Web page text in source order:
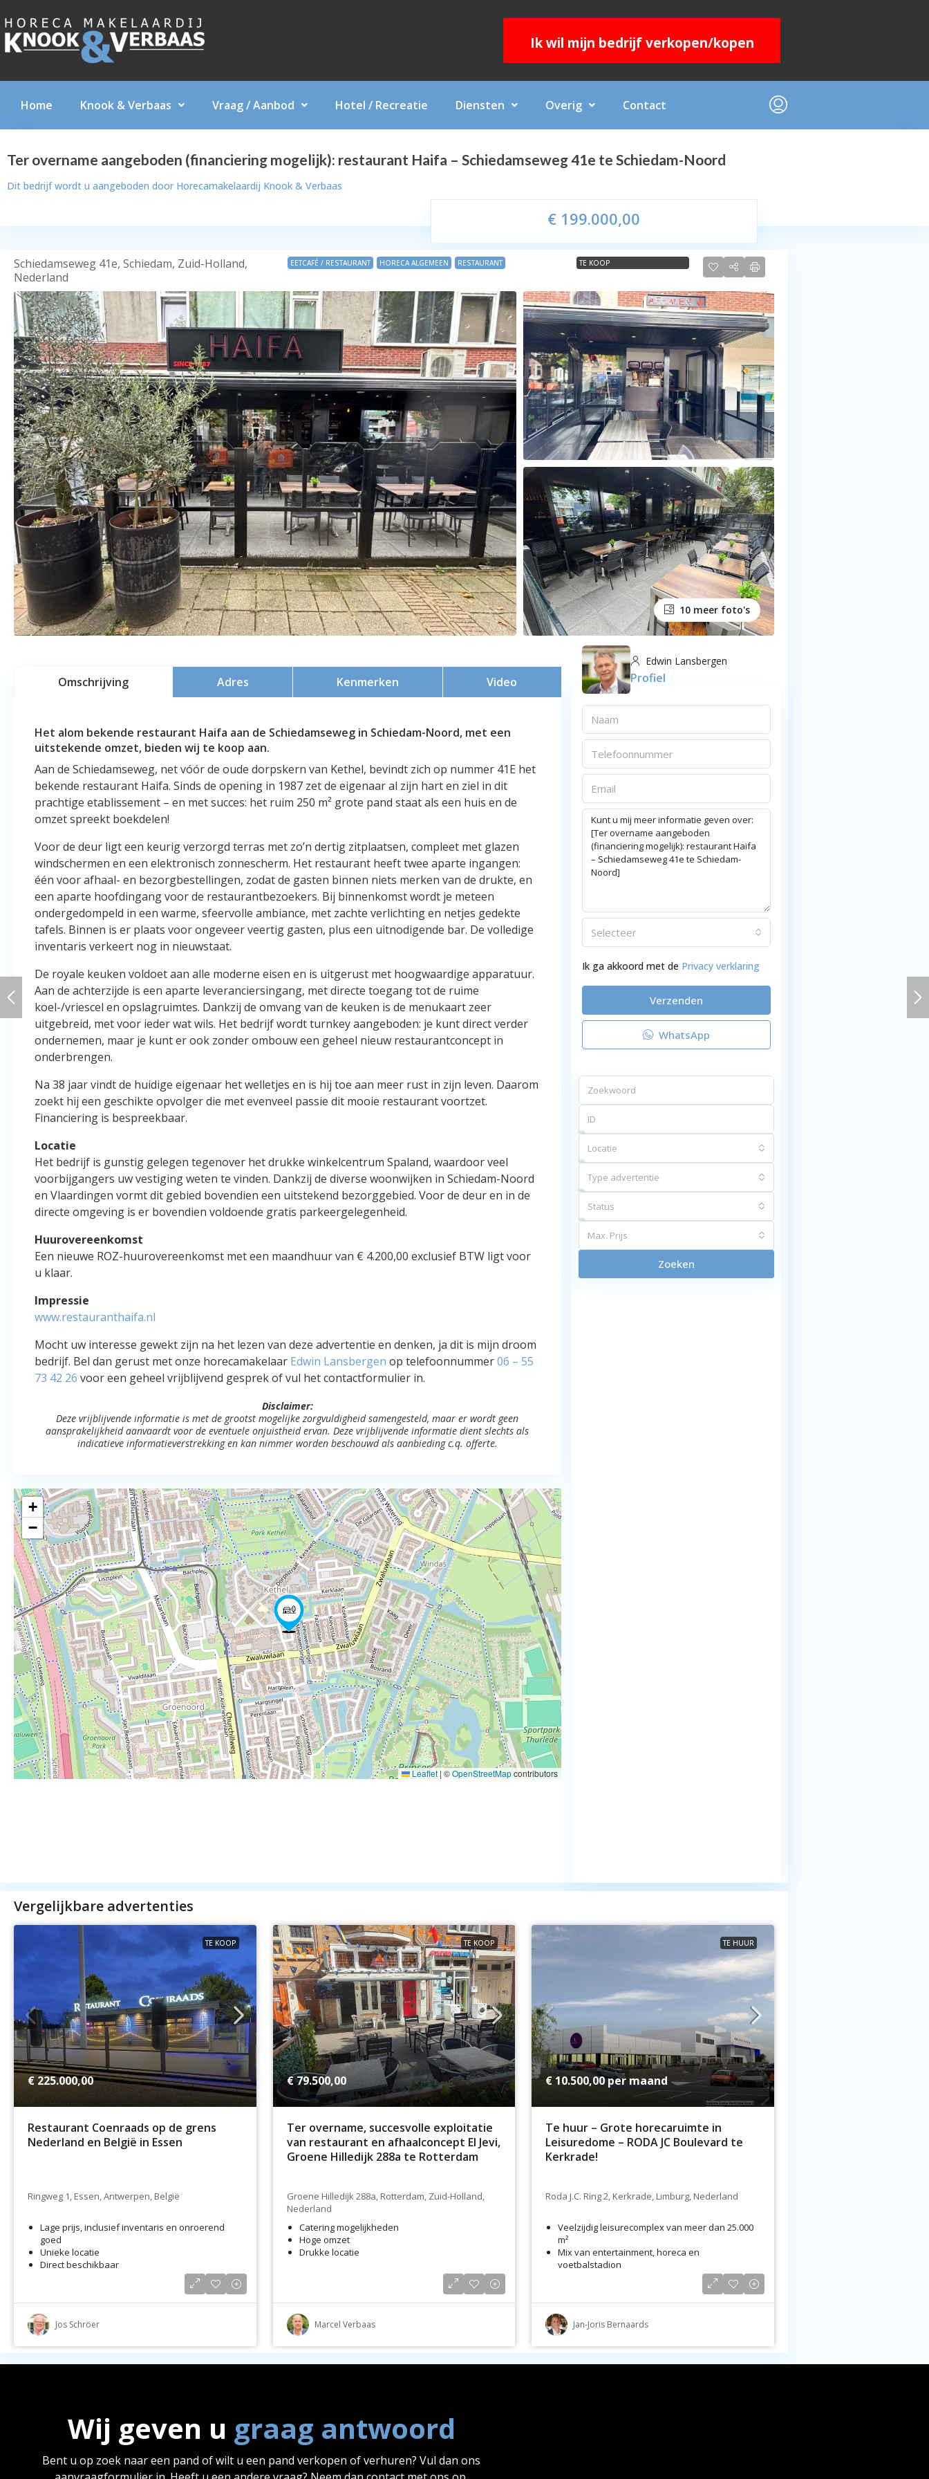
Ik wil mijn bedrijf verkopen/kopen
Home Knook & Verbaas Vraag / Aanbod Hotel / Recreatie Diensten Overig Contact
Ter overname aangeboden (financiering mogelijk): restaurant Haifa – Schiedamseweg 41e te Schiedam-Noord
Dit bedrijf wordt u aangeboden door Horecamakelaardij Knook & Verbaas
€ 199.000,00
Schiedamseweg 41e, Schiedam, Zuid-Holland,
Nederland
EETCAFÉ / RESTAURANT HORECA ALGEMEEN RESTAURANT TE KOOP
10 meer foto's
Omschrijving Adres Kenmerken Video
Het alom bekende restaurant Haifa aan de Schiedamseweg in Schiedam-Noord, met een
uitstekende omzet, bieden wij te koop aan.
Aan de Schiedamseweg, net vóór de oude dorpskern van Kethel, bevindt zich op nummer 41E het
bekende restaurant Haifa. Sinds de opening in 1987 zet de eigenaar al zijn hart en ziel in dit
prachtige etablissement – en met succes: het ruim 250 m² grote pand staat als een huis en de
omzet spreekt boekdelen!
Voor de deur ligt een keurig verzorgd terras met zo’n dertig zitplaatsen, compleet met glazen
windschermen en een elektronisch zonnescherm. Het restaurant heeft twee aparte ingangen:
één voor afhaal- en bezorgbestellingen, zodat de gasten binnen niets merken van de drukte, en
een aparte hoofdingang voor de restaurantbezoekers. Bij binnenkomst wordt je meteen
ondergedompeld in een warme, sfeervolle ambiance, met zachte verlichting en netjes gedekte
tafels. Binnen is er plaats voor ongeveer veertig gasten, plus een uitnodigende bar. De volledige
inventaris verkeert nog in nieuwstaat.
De royale keuken voldoet aan alle moderne eisen en is uitgerust met hoogwaardige apparatuur.
Aan de achterzijde is een aparte leveranciersingang, met directe toegang tot de ruime
koel-/vriescel en opslagruimtes. Dankzij de omvang van de keuken is de menukaart zeer
uitgebreid, met voor ieder wat wils. Het bedrijf wordt turnkey aangeboden: je kunt direct verder
ondernemen, maar je kunt er ook zonder ombouw een geheel nieuw restaurantconcept in
onderbrengen.
Na 38 jaar vindt de huidige eigenaar het welletjes en is hij toe aan meer rust in zijn leven. Daarom
zoekt hij een geschikte opvolger die met evenveel passie dit mooie restaurant voortzet.
Financiering is bespreekbaar.
Locatie
Het bedrijf is gunstig gelegen tegenover het drukke winkelcentrum Spaland, waardoor veel
voorbijgangers uw vestiging weten te vinden. Dankzij de diverse woonwijken in Schiedam-Noord
en Vlaardingen vormt dit gebied bovendien een uitstekend bezorggebied. Voor de deur en in de
directe omgeving is er bovendien voldoende gratis parkeergelegenheid.
Huurovereenkomst
Een nieuwe ROZ-huurovereenkomst met een maandhuur van € 4.200,00 exclusief BTW ligt voor
u klaar.
Impressie
www.restauranthaifa.nl
Mocht uw interesse gewekt zijn na het lezen van deze advertentie en denken, ja dit is mijn droom
bedrijf. Bel dan gerust met onze horecamakelaar Edwin Lansbergen op telefoonnummer06 – 55
73 42 26 voor een geheel vrijblijvend gesprek of vul het contactformulier in.
Disclaimer:
Deze vrijblijvende informatie is met de grootst mogelijke zorgvuldigheid samengesteld, maar er wordt geen
aansprakelijkheid aanvaardt voor de eventuele onjuistheid ervan. Deze vrijblijvende informatie dient slechts als
indicatieve informatieverstrekking en kan nimmer worden beschouwd als aanbieding c.q. offerte.
+
−
Leaflet | ©OpenStreetMapcontributors
Edwin Lansbergen
Profiel
Selecteer
Ik ga akkoord met de Privacy verklaring
Verzenden
WhatsApp
Locatie
Type advertentie
Status
Max. Prijs
Zoeken
Vergelijkbare advertenties
TE KOOP
€ 225.000,00
Restaurant Coenraads op de grens
Nederland en België in Essen
Ringweg 1, Essen, Antwerpen, België
Lage prijs, inclusief inventaris en onroerend
goed
Unieke locatie
Direct beschikbaar
Jos Schröer
TE KOOP
€ 79.500,00
Ter overname, succesvolle exploitatie
van restaurant en afhaalconcept El Jevi,
Groene Hilledijk 288a te Rotterdam
Groene Hilledijk 288a, Rotterdam, Zuid-Holland,
Nederland
Catering mogelijkheden
Hoge omzet
Drukke locatie
Marcel Verbaas
TE HUUR
€ 10.500,00per maand
Te huur – Grote horecaruimte in
Leisuredome – RODA JC Boulevard te
Kerkrade!
Roda J.C. Ring 2, Kerkrade, Limburg, Nederland
Veelzijdig leisurecomplex van meer dan 25.000
m²
Mix van entertainment, horeca en
voetbalstadion
Jan-Joris Bernaards
Wij geven u graag antwoord
Bent u op zoek naar een pand of wilt u een pand verkopen of verhuren? Vul dan ons